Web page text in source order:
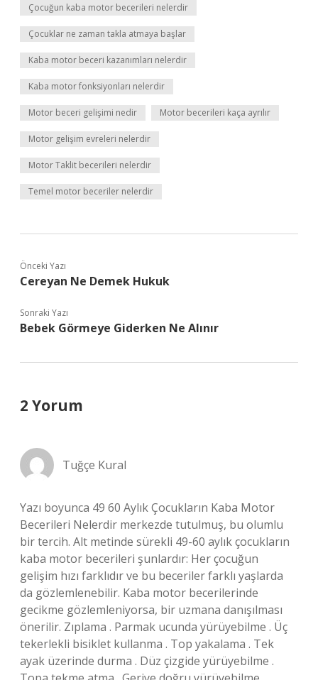
Çocuğun kaba motor becerileri nelerdir
Çocuklar ne zaman takla atmaya başlar
Kaba motor beceri kazanımları nelerdir
Kaba motor fonksiyonları nelerdir
Motor beceri gelişimi nedir Motor becerileri kaça ayrılır
Motor gelişim evreleri nelerdir
Motor Taklit becerileri nelerdir
Temel motor beceriler nelerdir
Önceki Yazı
Cereyan Ne Demek Hukuk
Sonraki Yazı
Bebek Görmeye Giderken Ne Alınır
2 Yorum
Tuğçe Kural
Yazı boyunca 49 60 Aylık Çocukların Kaba Motor
Becerileri Nelerdir merkezde tutulmuş, bu olumlu
bir tercih. Alt metinde sürekli 49-60 aylık çocukların
kaba motor becerileri şunlardır: Her çocuğun
gelişim hızı farklıdır ve bu beceriler farklı yaşlarda
da gözlemlenebilir. Kaba motor becerilerinde
gecikme gözlemleniyorsa, bir uzmana danışılması
önerilir. Zıplama . Parmak ucunda yürüyebilme . Üç
tekerlekli bisiklet kullanma . Top yakalama . Tek
ayak üzerinde durma . Düz çizgide yürüyebilme .